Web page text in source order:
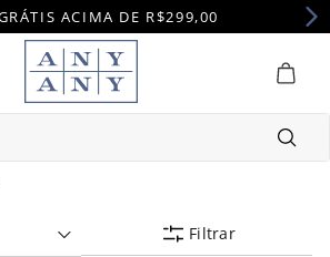
ACIMA DE R$299,00
Filtrar